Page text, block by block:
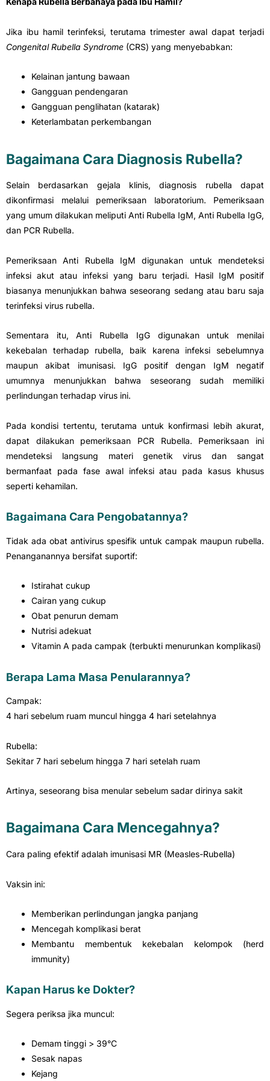
Jika ibu hamil terinfeksi, terutama trimester awal dapat terjadi
Congenital Rubella Syndrome (CRS) yang menyebabkan:
Kelainan jantung bawaan
Gangguan pendengaran
Gangguan penglihatan (katarak)
Keterlambatan perkembangan
Bagaimana Cara Diagnosis Rubella?
Selain berdasarkan gejala klinis, diagnosis rubella dapat
dikonfirmasi melalui pemeriksaan laboratorium. Pemeriksaan
yang umum dilakukan meliputi Anti Rubella IgM, Anti Rubella IgG,
dan PCR Rubella.
Pemeriksaan Anti Rubella IgM digunakan untuk mendeteksi
infeksi akut atau infeksi yang baru terjadi. Hasil IgM positif
biasanya menunjukkan bahwa seseorang sedang atau baru saja
terinfeksi virus rubella.
Sementara itu, Anti Rubella IgG digunakan untuk menilai
kekebalan terhadap rubella, baik karena infeksi sebelumnya
maupun akibat imunisasi. IgG positif dengan IgM negatif
umumnya menunjukkan bahwa seseorang sudah memiliki
perlindungan terhadap virus ini.
Pada kondisi tertentu, terutama untuk konfirmasi lebih akurat,
dapat dilakukan pemeriksaan PCR Rubella. Pemeriksaan ini
mendeteksi langsung materi genetik virus dan sangat
bermanfaat pada fase awal infeksi atau pada kasus khusus
seperti kehamilan.
Bagaimana Cara Pengobatannya?
Tidak ada obat antivirus spesifik untuk campak maupun rubella.
Penanganannya bersifat suportif:
Istirahat cukup
Cairan yang cukup
Obat penurun demam
Nutrisi adekuat
Vitamin A pada campak (terbukti menurunkan komplikasi)
Berapa Lama Masa Penularannya?
Campak:
4 hari sebelum ruam muncul hingga 4 hari setelahnya
Rubella:
Sekitar 7 hari sebelum hingga 7 hari setelah ruam
Artinya, seseorang bisa menular sebelum sadar dirinya sakit
Bagaimana Cara Mencegahnya?
Cara paling efektif adalah imunisasi MR (Measles-Rubella)
Vaksin ini:
Memberikan perlindungan jangka panjang
Mencegah komplikasi berat
Membantu membentuk kekebalan kelompok (herd
immunity)
Kapan Harus ke Dokter?
Segera periksa jika muncul:
Demam tinggi > 39°C
Sesak napas
Kejang